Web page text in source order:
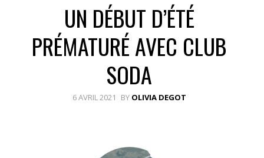
UN DÉBUT D’ÉTÉ
PRÉMATURÉ AVEC CLUB
SODA
6 AVRIL 2021 BY OLIVIA DEGOT